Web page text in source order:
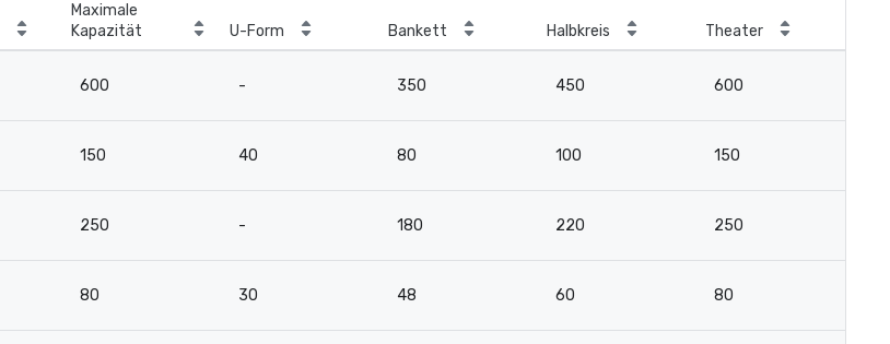
Maximale
Kapazität
U-Form Bankett Halbkreis Theater
600 - 350 450 600
150 40 80 100 150
250 - 180 220 250
80 30 48 60 80